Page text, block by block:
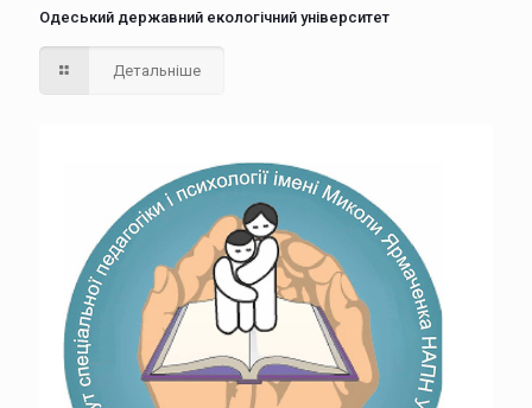
Одеський державний екологічний університет
Детальніше